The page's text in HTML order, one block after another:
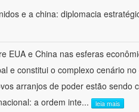
e a china: diplomacia
EUA e China nas esferas
e constitui o complexo cenário
arranjos de poder estão sendo
a ordem inte... leia mais